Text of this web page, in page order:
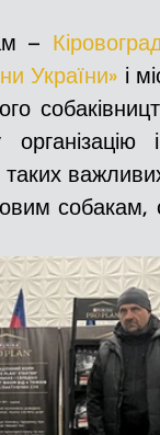
–
України» і
важливих